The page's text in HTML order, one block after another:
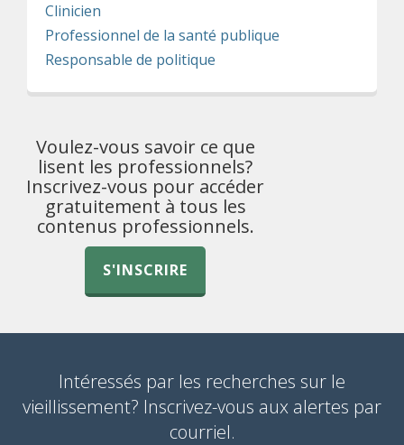
Clinicien
Professionnel de la santé publique
Responsable de politique
Voulez-vous savoir ce que
lisent les professionnels?
Inscrivez-vous pour accéder
gratuitement à tous les
contenus professionnels.
S'INSCRIRE
Intéressés par les recherches sur le
vieillissement? Inscrivez-vous aux alertes par
courriel.